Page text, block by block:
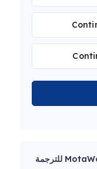
ترجمت هذه المقالة خاصية MotaWord Active للترجمة